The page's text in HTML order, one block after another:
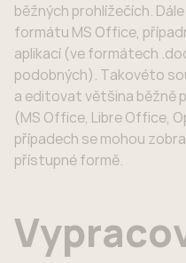
běžných prohlížečích.
formátu MS Office,
aplikací (ve formátech
podobných). Takovéto
a editovat většina běžně
(MS Office, Libre Office,
případech se mohou
přístupné formě.